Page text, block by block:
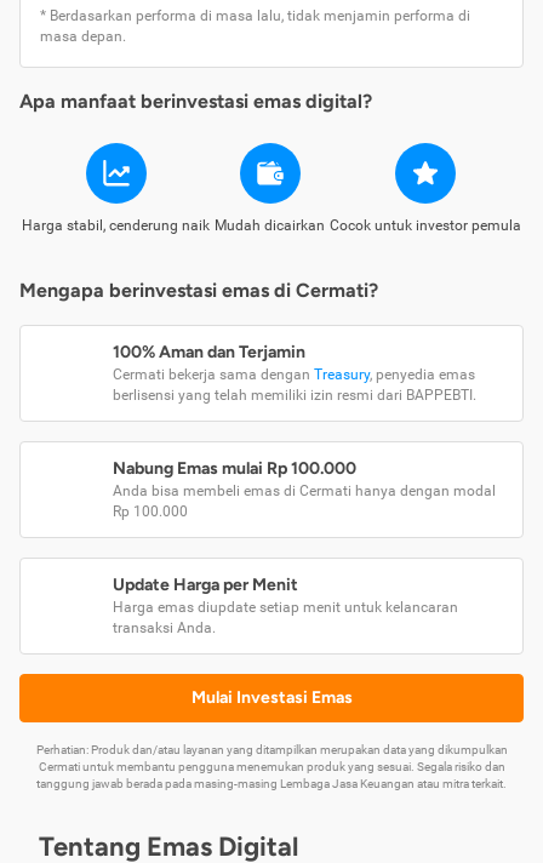
* Berdasarkan performa di masa lalu, tidak menjamin performa di
masa depan.
Apa manfaat berinvestasi emas digital?
Harga stabil, cenderung naik Mudah dicairkan Cocok untuk investor pemula
Mengapa berinvestasi emas di Cermati?
100% Aman dan Terjamin
Cermati bekerja sama dengan Treasury, penyedia emas
berlisensi yang telah memiliki izin resmi dari BAPPEBTI.
Nabung Emas mulai Rp 100.000
Anda bisa membeli emas di Cermati hanya dengan modal
Rp 100.000
Update Harga per Menit
Harga emas diupdate setiap menit untuk kelancaran
transaksi Anda.
Mulai Investasi Emas
Perhatian: Produk dan/atau layanan yang ditampilkan merupakan data yang dikumpulkan
Cermati untuk membantu pengguna menemukan produk yang sesuai. Segala risiko dan
tanggung jawab berada pada masing-masing Lembaga Jasa Keuangan atau mitra terkait.
Tentang Emas Digital